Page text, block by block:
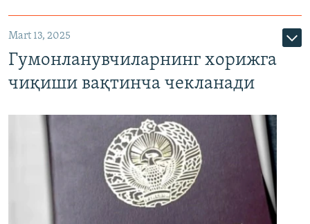
Mart 13, 2025
Гумонланувчиларнинг хорижга
чиқиши вақтинча чекланади